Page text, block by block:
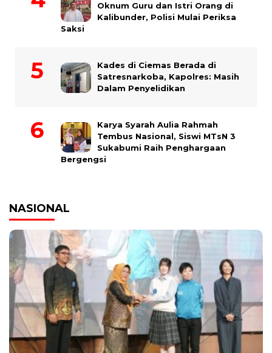
Oknum Guru dan Istri Orang di
Kalibunder, Polisi Mulai Periksa
Saksi
Kades di Ciemas Berada di
Satresnarkoba, Kapolres: Masih
Dalam Penyelidikan
Karya Syarah Aulia Rahmah
Tembus Nasional, Siswi MTsN 3
Sukabumi Raih Penghargaan
Bergengsi
NASIONAL